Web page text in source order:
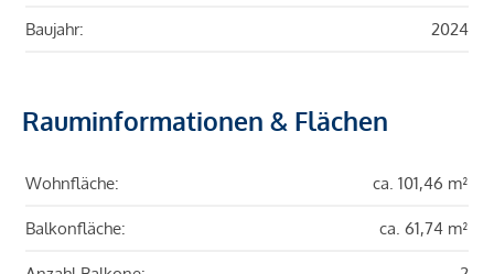
Baujahr: 2024
Rauminformationen & Flächen
Wohnfläche: ca. 101,46 m²
Balkonfläche: ca. 61,74 m²